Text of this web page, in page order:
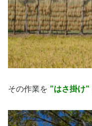
その作業を ”はさ掛け”